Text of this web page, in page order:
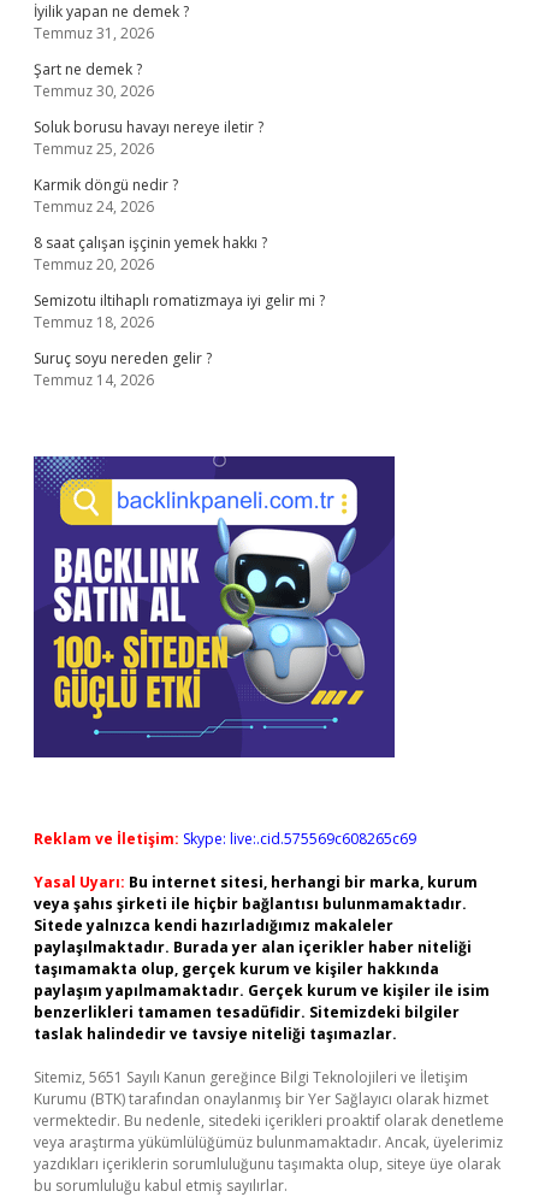
İyilik yapan ne demek ?
Temmuz 31, 2026
Şart ne demek ?
Temmuz 30, 2026
Soluk borusu havayı nereye iletir ?
Temmuz 25, 2026
Karmik döngü nedir ?
Temmuz 24, 2026
8 saat çalışan işçinin yemek hakkı ?
Temmuz 20, 2026
Semizotu iltihaplı romatizmaya iyi gelir mi ?
Temmuz 18, 2026
Suruç soyu nereden gelir ?
Temmuz 14, 2026
Reklam ve İletişim: Skype: live:.cid.575569c608265c69
Yasal Uyarı: Bu internet sitesi, herhangi bir marka, kurum
veya şahıs şirketi ile hiçbir bağlantısı bulunmamaktadır.
Sitede yalnızca kendi hazırladığımız makaleler
paylaşılmaktadır. Burada yer alan içerikler haber niteliği
taşımamakta olup, gerçek kurum ve kişiler hakkında
paylaşım yapılmamaktadır. Gerçek kurum ve kişiler ile isim
benzerlikleri tamamen tesadüfidir. Sitemizdeki bilgiler
taslak halindedir ve tavsiye niteliği taşımazlar.
Sitemiz, 5651 Sayılı Kanun gereğince Bilgi Teknolojileri ve İletişim
Kurumu (BTK) tarafından onaylanmış bir Yer Sağlayıcı olarak hizmet
vermektedir. Bu nedenle, sitedeki içerikleri proaktif olarak denetleme
veya araştırma yükümlülüğümüz bulunmamaktadır. Ancak, üyelerimiz
yazdıkları içeriklerin sorumluluğunu taşımakta olup, siteye üye olarak
bu sorumluluğu kabul etmiş sayılırlar.